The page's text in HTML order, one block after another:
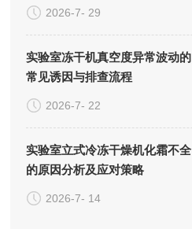
2026-7- 29
实验室冻干机真空度异常波动的
常见诱因与排查流程
2026-7- 22
实验室立式冷冻干燥机化霜不全
的原因分析及应对策略
2026-7- 14